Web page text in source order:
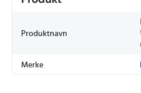
Produktnavn
Merke